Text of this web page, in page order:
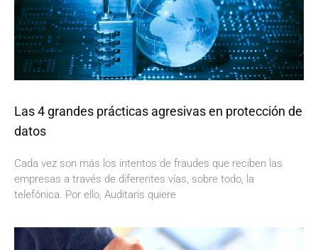
Las 4 grandes prácticas agresivas en protección de
datos
Cada vez son más los intentos de fraudes que reciben las
empresas a través de diferentes vías, sobre todo, la
telefónica. Por ello, Auditaris quiere